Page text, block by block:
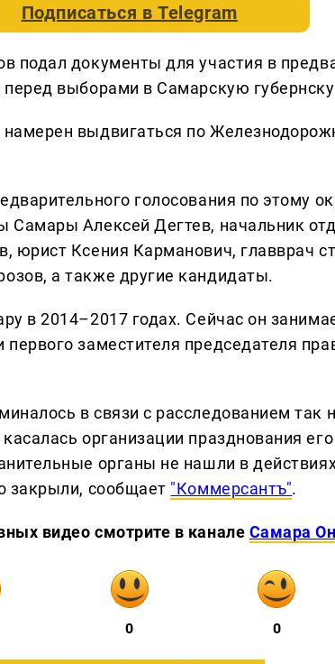
Подписаться вTelegram
подал документы для участия в
перед выборами в Самарскую
выдвигаться по
голосования по этому
Самары Алексей Дегтев, начальник
юрист Ксения Карманович, главврач
а также другие кандидаты.
в 2014–2017 годах. Сейчас он
заместителя председателя
в связи с расследованием так
организации празднования
органы не нашли в
закрыли, сообщает "Коммерсантъ".
видео смотрите в канале Самара
0 0